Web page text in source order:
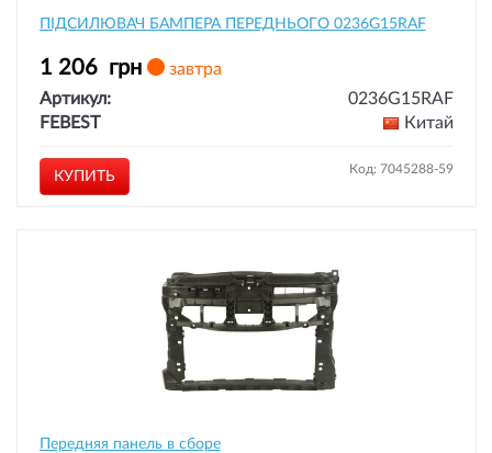
ПІДСИЛЮВАЧ БАМПЕРА ПЕРЕДНЬОГО 0236G15RAF
1 206 грн
завтра
Артикул:
0236G15RAF
FEBEST
Китай
КУПИТЬ Код: 7045288-59
Передняя панель в сборе